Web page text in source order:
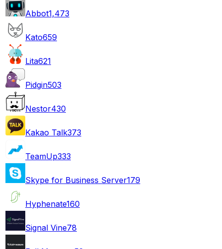
Abbot1,473
Kato659
Lita621
Pidgin503
Nestor430
Kakao Talk373
TeamUp333
Skype for Business Server179
Hyphenate160
Signal Vine78